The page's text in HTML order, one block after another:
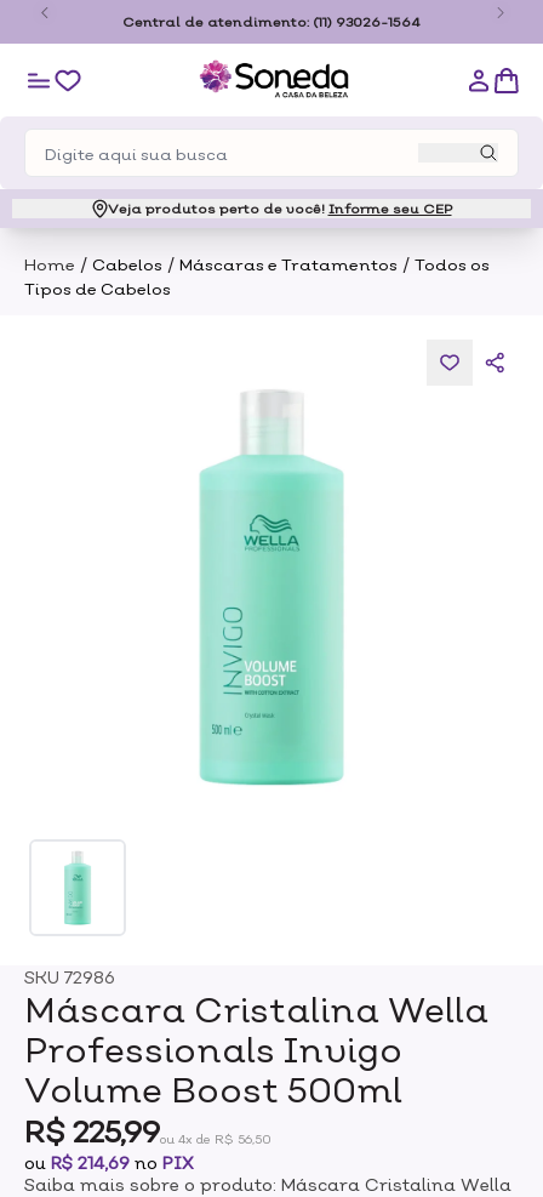
Central de atendimento: (11) 93026-1564
Veja produtos perto de você! Informe seu CEP
Home / Cabelos / Máscaras e Tratamentos / Todos os
Tipos de Cabelos
SKU 72986
Máscara Cristalina Wella
Professionals Invigo
Volume Boost 500ml
R$ 225,99ou 4x de R$ 56,50
ou R$ 214,69 no PIX
Saiba mais sobre o produto: Máscara Cristalina Wella